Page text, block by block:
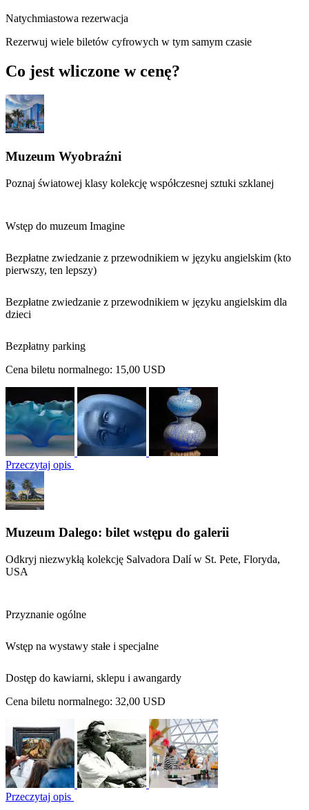
Natychmiastowa rezerwacja
Rezerwuj wiele biletów cyfrowych w tym samym czasie
Co jest wliczone w cenę?
Muzeum Wyobraźni
Poznaj światowej klasy kolekcję współczesnej sztuki szklanej
Wstęp do muzeum Imagine
Bezpłatne zwiedzanie z przewodnikiem w języku angielskim (kto
pierwszy, ten lepszy)
Bezpłatne zwiedzanie z przewodnikiem w języku angielskim dla
dzieci
Bezpłatny parking
Cena biletu normalnego: 15,00 USD
Przeczytaj opis
Muzeum Dalego: bilet wstępu do galerii
Odkryj niezwykłą kolekcję Salvadora Dalí w St. Pete, Floryda,
USA
Przyznanie ogólne
Wstęp na wystawy stałe i specjalne
Dostęp do kawiarni, sklepu i awangardy
Cena biletu normalnego: 32,00 USD
Przeczytaj opis